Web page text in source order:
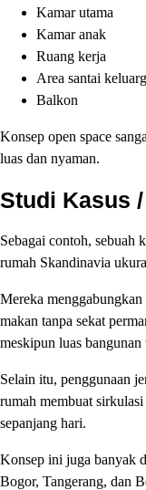
Kamar utama
Kamar anak
Ruang kerja
Area santai
Balkon
Konsep open space
luas dan nyaman.
Studi Kasus
Sebagai contoh, sebuah
rumah Skandinavia
Mereka
makan tanpa sekat
meskipun luas bangunan
Selain itu, penggunaan
rumah membuat
sepanjang hari.
Konsep ini juga banyak
Bogor, Tangerang, dan